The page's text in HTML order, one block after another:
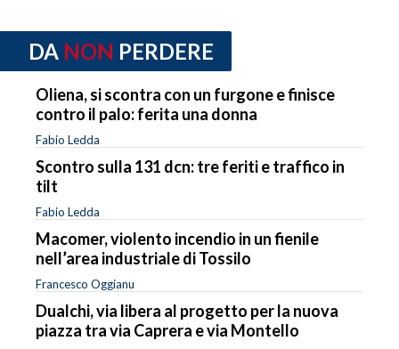
DA NON PERDERE
Oliena, si scontra con un furgone e finisce
contro il palo: ferita una donna
Fabio Ledda
Scontro sulla 131 dcn: tre feriti e traffico in
tilt
Fabio Ledda
Macomer, violento incendio in un fienile
nell’area industriale di Tossilo
Francesco Oggianu
Dualchi, via libera al progetto per la nuova
piazza tra via Caprera e via Montello